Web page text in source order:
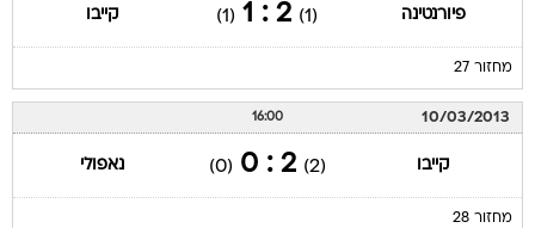
פיורנטינה (1)
2 : 1
(1) קייבו
מחזור 27
10/03/2013
16:00
קייבו (2)
2 : 0
(0) נאפולי
מחזור 28